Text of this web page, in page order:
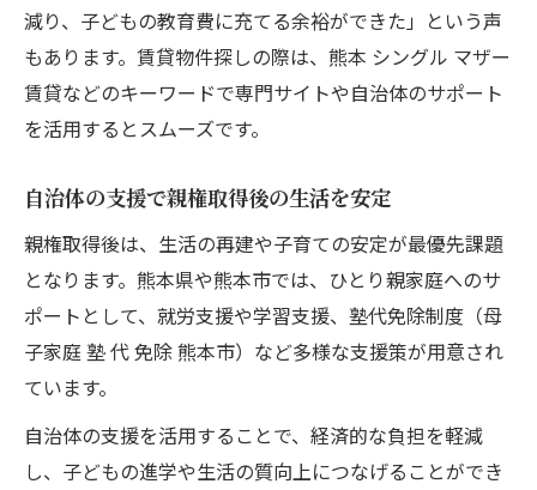
減り、子どもの教育費に充てる余裕ができた」という声
もあります。賃貸物件探しの際は、熊本 シングル マザー
賃貸などのキーワードで専門サイトや自治体のサポート
を活用するとスムーズです。
自治体の支援で親権取得後の生活を安定
親権取得後は、生活の再建や子育ての安定が最優先課題
となります。熊本県や熊本市では、ひとり親家庭へのサ
ポートとして、就労支援や学習支援、塾代免除制度（母
子家庭 塾 代 免除 熊本市）など多様な支援策が用意され
ています。
自治体の支援を活用することで、経済的な負担を軽減
し、子どもの進学や生活の質向上につなげることができ